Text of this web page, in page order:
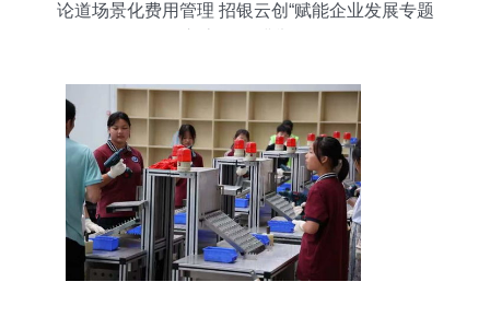
论道场景化费用管理 招银云创“赋能企业发展专题